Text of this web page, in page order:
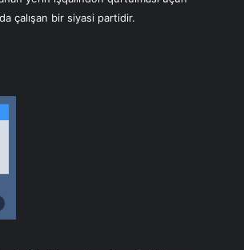
çalışan bir siyasi partidir.